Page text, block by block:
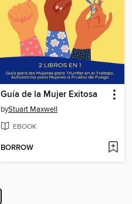
Guía de la Mujer Exitosa
byStuart Maxwell
EBOOK
BORROW